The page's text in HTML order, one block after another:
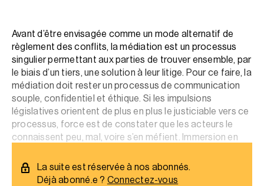
Avant d’être envisagée comme un mode alternatif de
règlement des conflits, la médiation est un processus
singulier permettant aux parties de trouver ensemble, par
le biais d’un tiers, une solution à leur litige. Pour ce faire, la
médiation doit rester un processus de communication
souple, confidentiel et éthique. Si les impulsions
législatives orientent de plus en plus le justiciable vers ce
processus, force est de constater que les acteurs le
connaissent peu, mal, voire s’en méfient. Immersion en
La suite est réservée à nos abonnés.
Déjà abonné.e ? Connectez-vous